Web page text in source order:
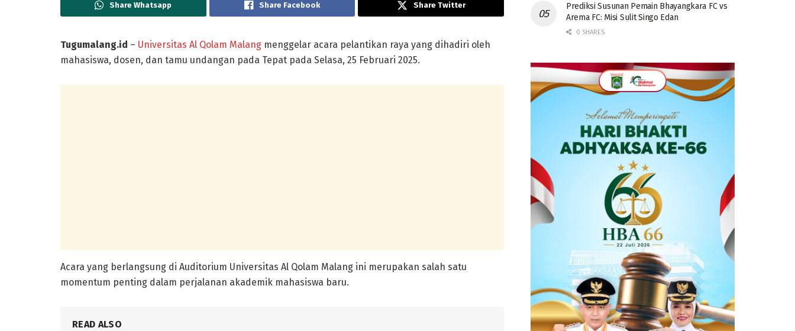
Share Whatsapp Share Facebook Share Twitter
Tugumalang.id – Universitas Al Qolam Malang menggelar acara pelantikan raya yang dihadiri oleh
mahasiswa, dosen, dan tamu undangan pada Tepat pada Selasa, 25 Februari 2025.
Acara yang berlangsung di Auditorium Universitas Al Qolam Malang ini merupakan salah satu
momentum penting dalam perjalanan akademik mahasiswa baru.
READ ALSO
Prediksi Susunan Pemain Bhayangkara FC vs
Arema FC: Misi Sulit Singo Edan
0 SHARES